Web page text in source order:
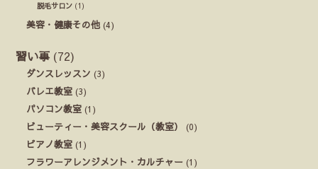
脱毛サロン (1)
美容・健康その他 (4)
習い事 (72)
ダンスレッスン (3)
バレエ教室 (3)
パソコン教室 (1)
ビューティー・美容スクール（教室）
(0)
ピアノ教室 (1)
フラワーアレンジメント・カルチャー (1)